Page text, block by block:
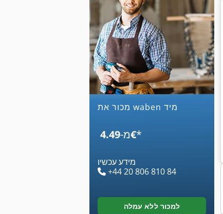
מכור את waben מיד
מ-‏4.49 ‏€*
מידע עכשיו
+44 20 806 810 84
למכור ללא עמלה
אלקטרוניקה יחידת בקרה